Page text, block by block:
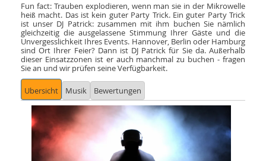
Fun fact: Trauben explodieren, wenn man sie in der Mikrowelle
heiß macht. Das ist kein guter Party Trick. Ein guter Party Trick
ist unser DJ Patrick: zusammen mit ihm buchen Sie nämlich
gleichzeitig die ausgelassene Stimmung Ihrer Gäste und die
Unvergesslichkeit Ihres Events. Hannover, Berlin oder Hamburg
sind Ort Ihrer Feier? Dann ist DJ Patrick für Sie da. Außerhalb
dieser Einsatzzonen ist er auch manchmal zu buchen - fragen
Sie an und wir prüfen seine Verfügbarkeit.
Ubersicht Musik Bewertungen